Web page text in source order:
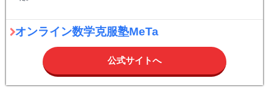
オンライン数学克服塾MeTa
公式サイトへ